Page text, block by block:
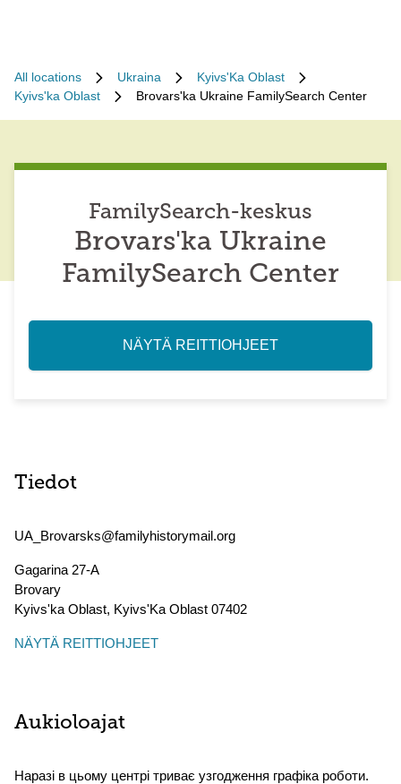
All locations Ukraina
Kyivs'Ka Oblast
Kyivs'ka Oblast
Brovars'ka Ukraine FamilySearch Center
FamilySearch-keskus
Brovars'ka Ukraine
FamilySearch Center
NÄYTÄ REITTIOHJEET
Tiedot
UA_Brovarsks@familyhistorymail.org
Gagarina 27-A
Brovary
Kyivs'ka Oblast, Kyivs'Ka Oblast 07402
NÄYTÄ REITTIOHJEET
Aukioloajat
Наразі в цьому центрі триває узгодження графіка роботи.